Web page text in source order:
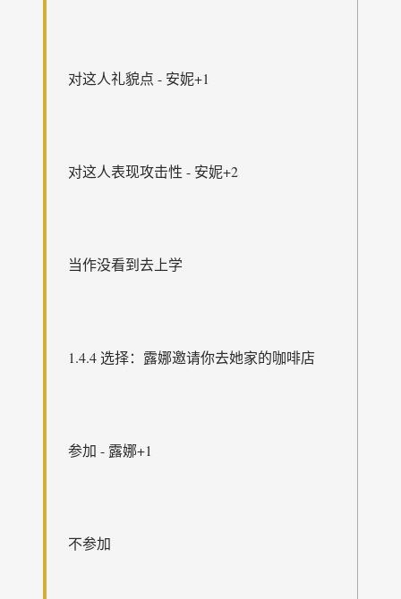
对这人礼貌点 - 安妮+1
对这人表现攻击性 - 安妮+2
当作没看到去上学
1.4.4 选择：露娜邀请你去她家的咖啡店
参加 - 露娜+1
不参加